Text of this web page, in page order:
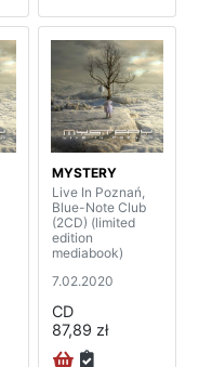
MYSTERY
Live In Poznań,
Blue-Note Club
(2CD) (limited
edition
mediabook)
7.02.2020
CD
87,89 zł